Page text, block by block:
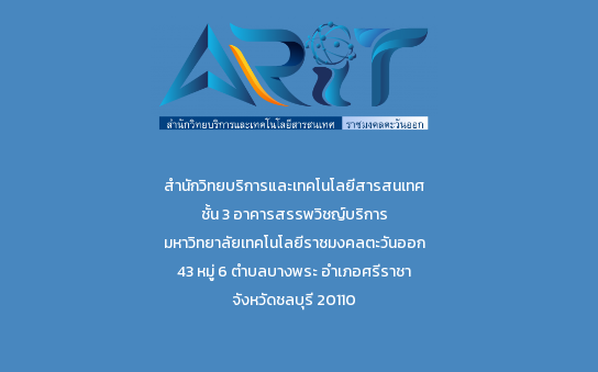
สำนักวิทยบริการและเทคโนโลยีสารสนเทศ
ชั้น 3 อาคารสรรพวิชญ์บริการ
มหาวิทยาลัยเทคโนโลยีราชมงคลตะวันออก
43 หมู่ 6 ตำบลบางพระ อำเภอศรีราชา
จังหวัดชลบุรี 20110